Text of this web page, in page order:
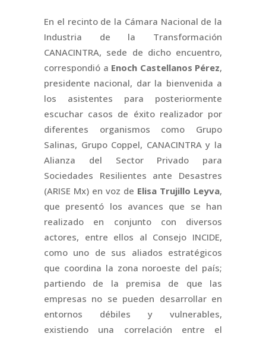
En el recinto de la Cámara Nacional de la
Industria de la Transformación
CANACINTRA, sede de dicho encuentro,
correspondió a Enoch Castellanos Pérez,
presidente nacional, dar la bienvenida a
los asistentes para posteriormente
escuchar casos de éxito realizador por
diferentes organismos como Grupo
Salinas, Grupo Coppel, CANACINTRA y la
Alianza del Sector Privado para
Sociedades Resilientes ante Desastres
(ARISE Mx) en voz de Elisa Trujillo Leyva,
que presentó los avances que se han
realizado en conjunto con diversos
actores, entre ellos al Consejo INCIDE,
como uno de sus aliados estratégicos
que coordina la zona noroeste del país;
partiendo de la premisa de que las
empresas no se pueden desarrollar en
entornos débiles y vulnerables,
existiendo una correlación entre el